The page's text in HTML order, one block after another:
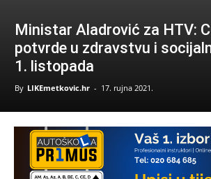
Ministar Aladrović za HTV:
potvrde u zdravstvu i
1. listopada
By LIKEmetkovic.hr - 17. rujna 2021.